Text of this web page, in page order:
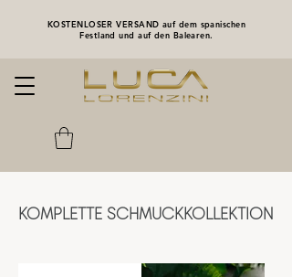
KOSTENLOSER VERSAND auf dem spanischen
Festland und auf den Balearen.
KOMPLETTE SCHMUCKKOLLEKTION